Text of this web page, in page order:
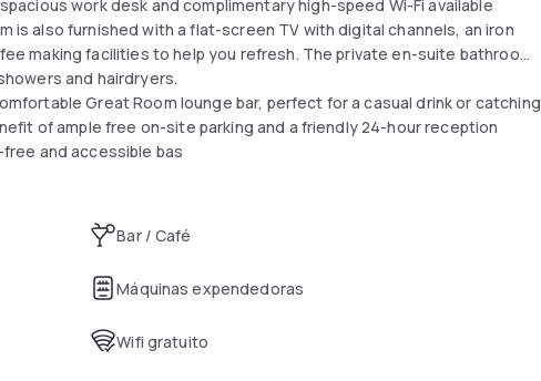
work desk and complimentary high-speed Wi-Fi available
is also furnished with a flat-screen TV with digital channels, an iron
making facilities to help you refresh. The private en-suite bathrooms
and hairdryers.
Great Room lounge bar, perfect for a casual drink or catching
of ample free on-site parking and a friendly 24-hour reception
and accessible bas
Bar / Café
Máquinas expendedoras
Wifi gratuito